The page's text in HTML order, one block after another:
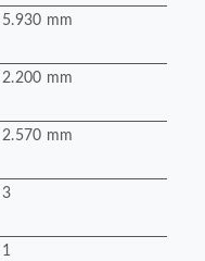
5.930 mm
2.200 mm
2.570 mm
3
1